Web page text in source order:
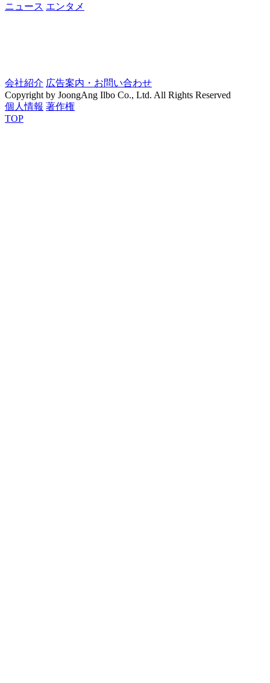
ニュース エンタメ
会社紹介 広告案内・お問い合わせ
Copyright by JoongAng Ilbo Co., Ltd. All Rights Reserved
個人情報 著作権
TOP